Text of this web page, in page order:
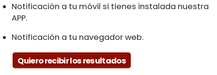
Notificación a tu móvil si tienes instalada nuestra
APP.
Notificación a tu navegador web.
Quiero recibir los resultados